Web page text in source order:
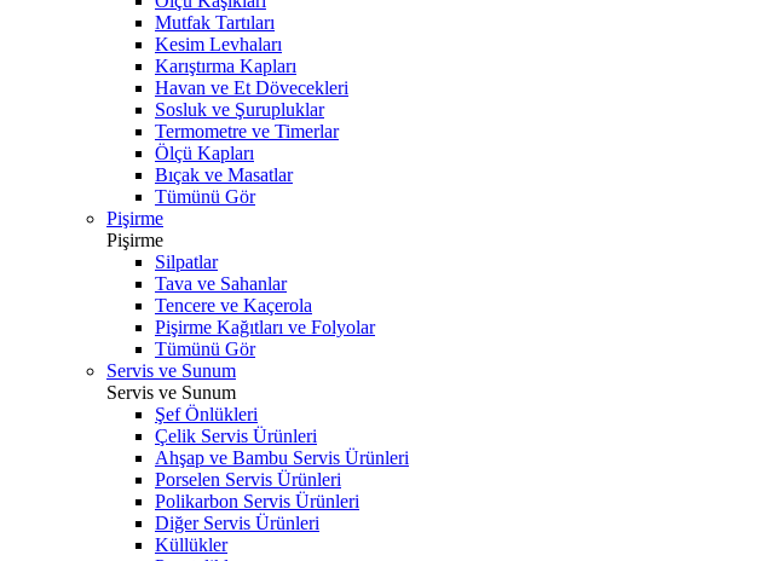
Mutfak Tartıları
Kesim Levhaları
Karıştırma Kapları
Havan ve Et Dövecekleri
Sosluk ve Şurupluklar
Termometre ve Timerlar
Ölçü Kapları
Bıçak ve Masatlar
Tümünü Gör
Pişirme
Pişirme
Silpatlar
Tava ve Sahanlar
Tencere ve Kaçerola
Pişirme Kağıtları ve Folyolar
Tümünü Gör
Servis ve Sunum
Servis ve Sunum
Şef Önlükleri
Çelik Servis Ürünleri
Ahşap ve Bambu Servis Ürünleri
Porselen Servis Ürünleri
Polikarbon Servis Ürünleri
Diğer Servis Ürünleri
Küllükler